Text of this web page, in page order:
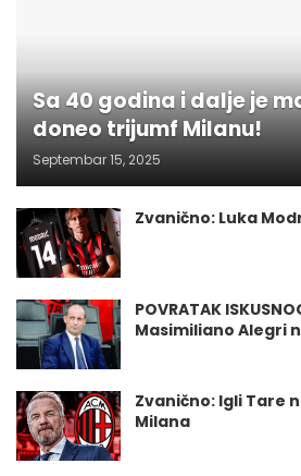
Sa 40 godina i dalje je
doneo trijumf Milanu!
Septembar 15, 2025
Zvanično: Luka
POVRATAK
Masimiliano Alegri
Zvanično: Igli Tare
Milana